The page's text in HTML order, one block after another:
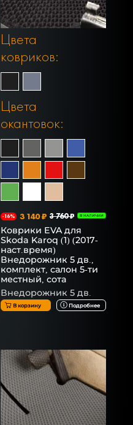
Цвета
ковриков:
Цвета
окантовок:
-16% 3 140 ₽ 3 760 ₽ В НАЛИЧИИ
Коврики EVA для
Skoda Karoq (1) (2017-
наст.время)
Внедорожник 5 дв.,
комплект, салон 5-ти
местный, сота
Внедорожник 5 дв.
В корзину Подробнее